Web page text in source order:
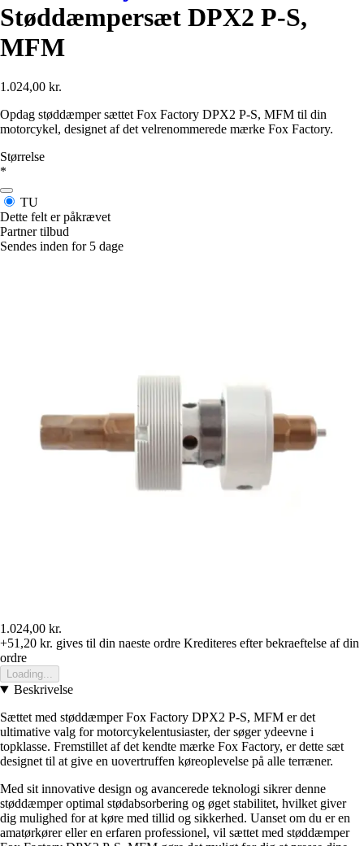
Støddæmpersæt DPX2 P-S,
MFM
1.024,00 kr.
Opdag støddæmper sættet Fox Factory DPX2 P-S, MFM til din
motorcykel, designet af det velrenommerede mærke Fox Factory.
Størrelse
*
TU
Dette felt er påkrævet
Partner tilbud
Sendes inden for 5 dage
1.024,00 kr.
+51,20 kr. gives til din naeste ordre Krediteres efter bekraeftelse af din
ordre
Loading...
Beskrivelse
Sættet med støddæmper Fox Factory DPX2 P-S, MFM er det
ultimative valg for motorcykelentusiaster, der søger ydeevne i
topklasse. Fremstillet af det kendte mærke Fox Factory, er dette sæt
designet til at give en uovertruffen køreoplevelse på alle terræner.
Med sit innovative design og avancerede teknologi sikrer denne
støddæmper optimal stødabsorbering og øget stabilitet, hvilket giver
dig mulighed for at køre med tillid og sikkerhed. Uanset om du er en
amatørkører eller en erfaren professionel, vil sættet med støddæmper